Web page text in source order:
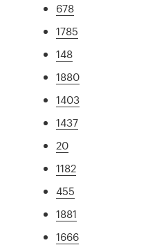
678
1785
148
1880
1403
1437
20
1182
455
1881
1666